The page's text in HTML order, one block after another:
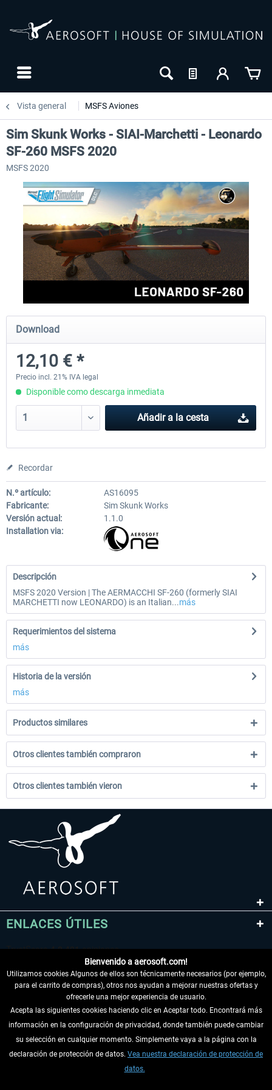
Vista general MSFS Aviones
40,62 € *
Sim Skunk Works - SIAI-Marchetti - Leonardo
SF-260 MSFS 2020
MSFS 2020
Download
12,10 € *
Precio incl. 21% IVA legal
Disponible como descarga inmediata
Añadir a la cesta
Recordar
N.º artículo:
AS16095
Fabricante:
Sim Skunk Works
Versión actual:
1.1.0
Installation via:
Descripción
MSFS 2020 Version | The AERMACCHI SF-260 (formerly SIAI
MARCHETTI now LEONARDO) is an Italian...más
Requerimientos del sistema
más
Historia de la versión
más
Productos similares
Otros clientes también compraron
Otros clientes también vieron
ENLACES ÚTILES
DESISTIR DEL CONTRATO
INFORMACIÓN
Bienvenido a aerosoft.com!
Utilizamos cookies Algunos de ellos son técnicamente necesarios (por ejemplo,
para el carrito de compras), otros nos ayudan a mejorar nuestras ofertas y
ofrecerle una mejor experiencia de usuario.
Acepta las siguientes cookies haciendo clic en Aceptar todo. Encontrará más
información en la configuración de privacidad, donde también puede cambiar
su selección en cualquier momento. Simplemente vaya a la página con la
declaración de protección de datos. Vea nuestra declaración de protección de
datos.